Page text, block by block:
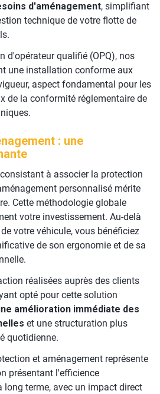
d'aménagement, simplifiant
technique de votre flotte de
d'opérateur qualifié (OPQ), nos
une installation conforme aux
aspect fondamental pour les
de la conformité réglementaire de
: une
à associer la protection
personnalisé mérite
Cette méthodologie globale
votre investissement. Au-delà
votre véhicule, vous bénéficiez
de son ergonomie et de sa
réalisées auprès des clients
opté pour cette solution
amélioration immédiate des
et une structuration plus
quotidienne.
et aménagement représente
présentant l'efficience
terme, avec un impact direct